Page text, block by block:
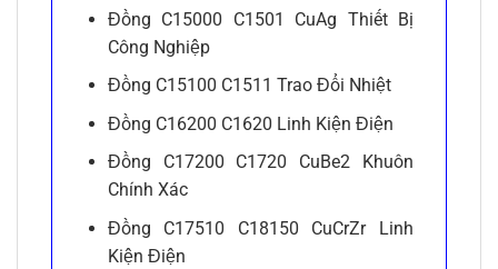
Đồng C15000 C1501 CuAg Thiết Bị
Công Nghiệp
Đồng C15100 C1511 Trao Đổi Nhiệt
Đồng C16200 C1620 Linh Kiện Điện
Đồng C17200 C1720 CuBe2 Khuôn
Chính Xác
Đồng C17510 C18150 CuCrZr Linh
Kiện Điện